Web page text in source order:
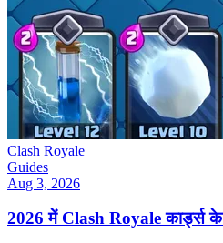
Clash Royale
Guides
Aug 3, 2026
2026 में Clash Royale कार्ड्स के